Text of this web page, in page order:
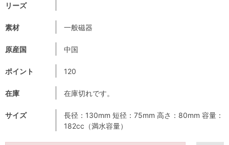
リーズ
素材 一般磁器
原産国 中国
ポイント 120
在庫 在庫切れです。
サイズ
長径：130mm 短径：75mm 高さ：80mm 容量：
182cc（満水容量）